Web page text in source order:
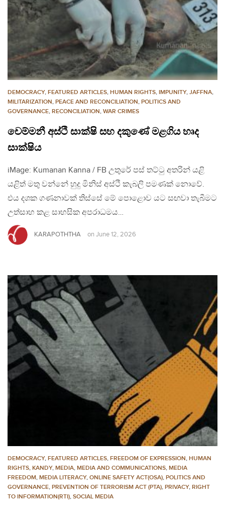
DEMOCRACY, FEATURED ARTICLES, HUMAN RIGHTS, IMPUNITY, JAFFNA,
MILITARIZATION, PEACE AND RECONCILIATION, POLITICS AND
GOVERNANCE, RECONCILIATION, WAR CRIMES
චෙම්මනී අස්ථි සාක්ෂි සහ දකුණේ මළගිය හෘද
සාක්ෂිය
iMage: Kumanan Kanna / FB උතුරේ පස් තට්ටු අතරින් යළි
යළිත් මතු වන්නේ හුදු මිනිස් අස්ථි කැබලි පමණක් නොවේ.
එය දශක ගණනාවක් තිස්සේ මේ පොළොව යට සඟවා තැබීමට
උත්සාහ කළ සාහසික අපරාධමය…
KARAPOTHTHA on June 12, 2026
DEMOCRACY, FEATURED ARTICLES, FREEDOM OF EXPRESSION, HUMAN
RIGHTS, KANDY, MEDIA, MEDIA AND COMMUNICATIONS, MEDIA
FREEDOM, MEDIA LITERACY, ONLINE SAFETY ACT(OSA), POLITICS AND
GOVERNANCE, PREVENTION OF TERRORISM ACT (PTA), PRIVACY, RIGHT
TO INFORMATION(RTI), SOCIAL MEDIA